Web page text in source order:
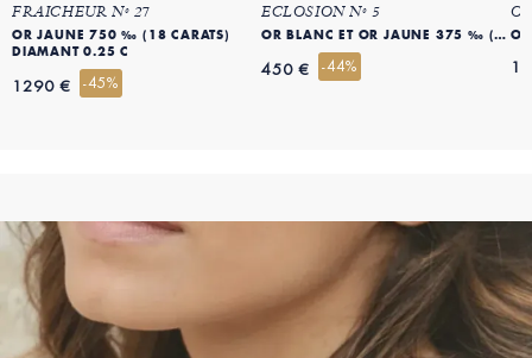
FRAICHEUR Nº 27
OR JAUNE 750 ‰ (18 CARATS)
DIAMANT 0.25 C
1290 € -45%
ECLOSION Nº 5
OR BLANC ET OR JAUNE 375 ‰ (9 CARATS)
450 € -44%